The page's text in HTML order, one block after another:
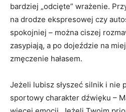
bardziej „odcięte” wrażenie.
na drodze ekspresowej czy
spokojniej – można ciszej
zasypiają, a po dojeździe na
zmęczenie hałasem.
Jeżeli lubisz słyszeć silnik i nie
sportowy charakter dźwięku –